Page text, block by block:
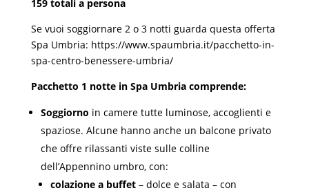
159 totali a persona
Se vuoi soggiornare 2 o 3 notti guarda questa offerta
Spa Umbria: https://www.spaumbria.it/pacchetto-in-
spa-centro-benessere-umbria/
Pacchetto 1 notte in Spa Umbria comprende:
Soggiorno in camere tutte luminose, accoglienti e
spaziose. Alcune hanno anche un balcone privato
che offre rilassanti viste sulle colline
dell’Appennino umbro, con:
colazione a buffet– dolce e salata – con